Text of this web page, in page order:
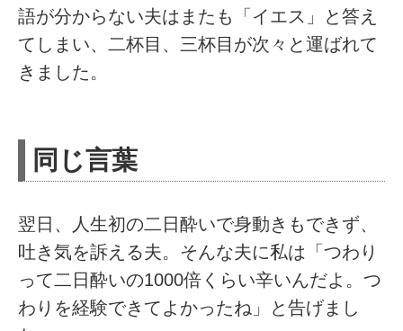
語が分からない夫はまたも「イエス」と答え
てしまい、二杯目、三杯目が次々と運ばれて
きました。
同じ言葉
翌日、人生初の二日酔いで身動きもできず、
吐き気を訴える夫。そんな夫に私は「つわり
って二日酔いの1000倍くらい辛いんだよ。つ
わりを経験できてよかったね」と告げまし